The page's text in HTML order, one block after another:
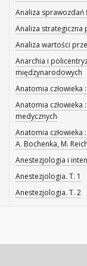
Analiza sprawozdań
Analiza strategiczna
Analiza wartości
Anarchia i
międzynarodowych
Anatomia
Anatomia
medycznych
Anatomia
A. Bochenka, M.
Anestezjologia i
Anestezjologia. T. 1
Anestezjologia. T. 2